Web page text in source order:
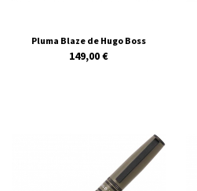
Pluma Blaze de Hugo Boss
149,00 €